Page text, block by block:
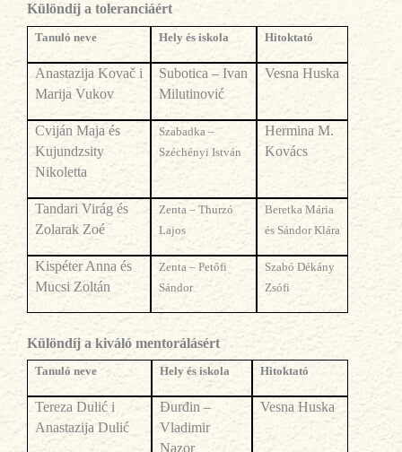
Különdíj a toleranciáért
Tanuló neve Hely és iskola Hitoktató
Anastazija Kovač i
Marija Vukov
Subotica – Ivan
Milutinović
Vesna Huska
Cviján Maja és
Kujundzsity
Nikoletta
Szabadka –
Széchényi István
Hermina M.
Kovács
Tandari Virág és
Zolarak Zoé
Zenta – Thurzó
Lajos
Beretka Mária
és Sándor Klára
Kispéter Anna és
Mucsi Zoltán
Zenta – Petőfi
Sándor
Szabó Dékány
Zsófi
Különdíj a kiváló mentorálásért
Tanuló neve Hely és iskola Hitoktató
Tereza Dulić i
Anastazija Dulić
Đurđin –
Vladimir
Nazor
Vesna Huska